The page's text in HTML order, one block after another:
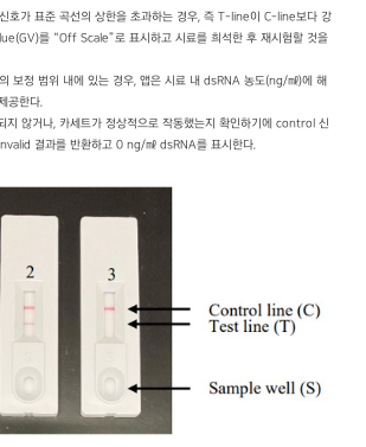
호가 표준 곡선의 상한을 초과하는 경우, 즉 T-line이 C-line보다 강
를 “Off Scale”로 표시하고 시료를 희석한 후 재시험할 것을
보정 범위 내에 있는 경우, 앱은 시료 내 dsRNA 농도(ng/㎖)에 해
공한다.
지 않거나, 카세트가 정상적으로 작동했는지 확인하기에 control 신
결과를 반환하고 0 ng/㎖ dsRNA를 표시한다.